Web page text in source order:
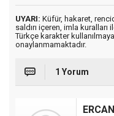
UYARI: Küfür, hakaret,
saldırı içeren, imla kuralları
Türkçe karakter
onaylanmamaktadır.
1 Yorum